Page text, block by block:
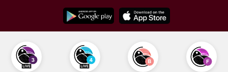
content